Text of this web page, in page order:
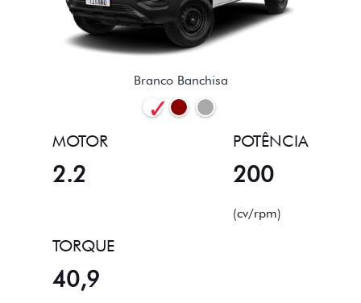
Branco Banchisa
MOTOR
2.2
POTÊNCIA
200
(cv/rpm)
TORQUE
40,9